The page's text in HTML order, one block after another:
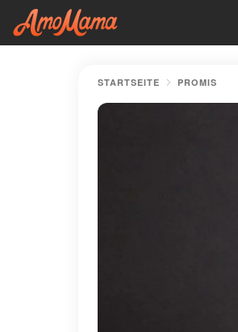
STARTSEITE PROMIS